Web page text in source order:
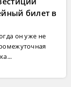
билет в
он уже не